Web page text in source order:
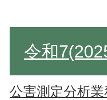
令和
公害測定分析